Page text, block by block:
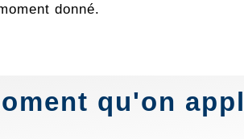
donné.
qu'on